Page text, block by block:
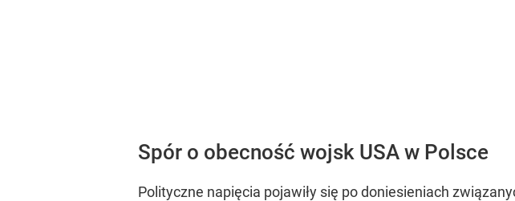
Spór o obecność wojsk USA w Polsce
Polityczne napięcia pojawiły się po doniesieniach